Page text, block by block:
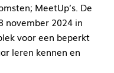
MeetUp’s. De
november 2024 in
voor een beperkt
leren kennen en